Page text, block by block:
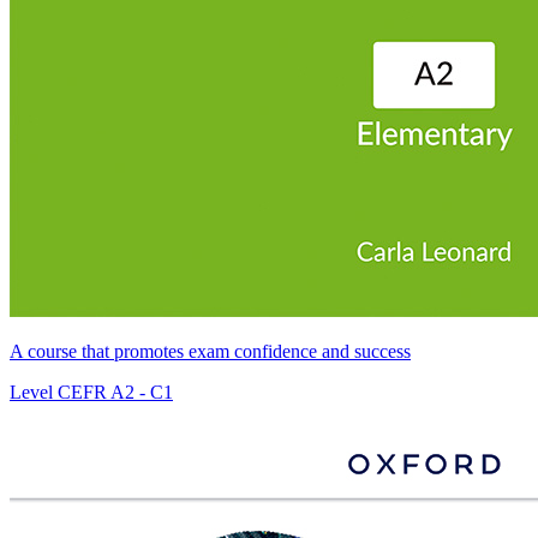
A course that promotes exam confidence and success
Level CEFR A2 - C1